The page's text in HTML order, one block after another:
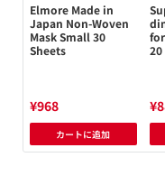
Elmore Made in
Japan Non-Woven
Mask Small 30
Sheets
¥968
カートに追加
20